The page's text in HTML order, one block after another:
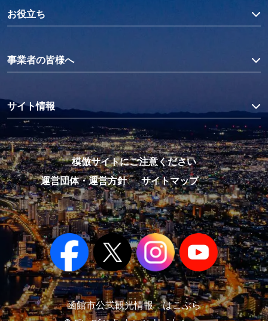
お役立ち
事業者の皆様へ
サイト情報
模倣サイトにご注意ください
運営団体・運営方針
サイトマップ
函館市公式観光情報 はこぶら